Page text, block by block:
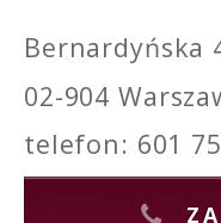
Bernardyńska
02-904
telefon: 601